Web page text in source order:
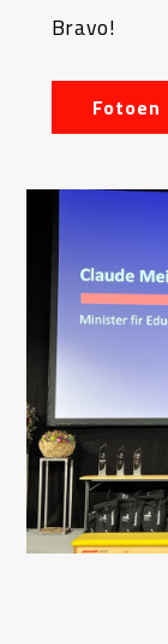
Bravo!
Fotoen